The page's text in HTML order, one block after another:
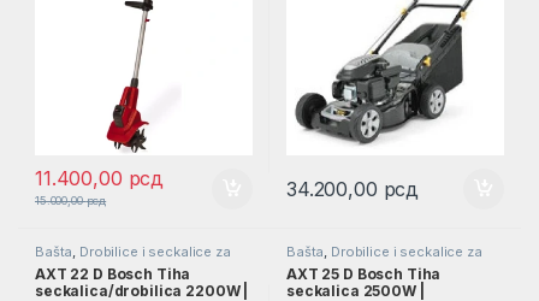
11.400,00 рсд
15.000,00рсд 34.200,00 рсд
Bašta, Drobilice i seckalice za
grane
AXT 22 D Bosch Tiha
seckalica/drobilica 2200W |
Bašta, Drobilice i seckalice za
grane
AXT 25 D Bosch Tiha
seckalica 2500W |